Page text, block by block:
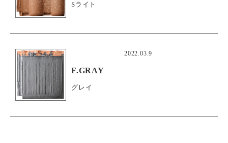
Sライト
2022.03.9
F.GRAY
グレイ